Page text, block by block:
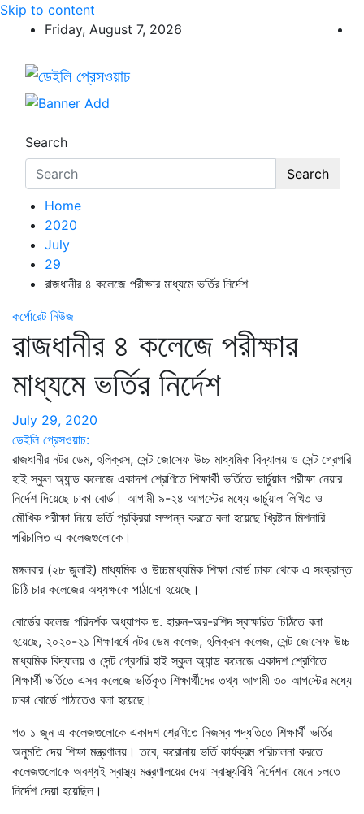
Skip to content
Friday, August 7, 2026
ডেইলি প্রেসওয়াচ
ডেইলি প্রেসওয়াচ মুক্তিযুদ্ধের চেতনায় উদ্বুদ্ধ মুখপত্র
Search
Search
Home
2020
July
29
রাজধানীর ৪ কলেজে পরীক্ষার মাধ্যমে ভর্তির নির্দেশ
কর্পোরেট নিউজ
রাজধানীর ৪ কলেজে পরীক্ষার
মাধ্যমে ভর্তির নির্দেশ
July 29, 2020
ডেইলি প্রেসওয়াচ:
রাজধানীর নটর ডেম, হলিক্রস, সেন্ট জোসেফ উচ্চ মাধ্যমিক বিদ্যালয় ও সেন্ট গ্রেগরি
হাই স্কুল অ্যান্ড কলেজে একাদশ শ্রেণিতে শিক্ষার্থী ভর্তিতে ভার্চুয়াল পরীক্ষা নেয়ার
নির্দেশ দিয়েছে ঢাকা বোর্ড। আগামী ৯-২৪ আগস্টের মধ্যে ভার্চুয়াল লিখিত ও
মৌখিক পরীক্ষা নিয়ে ভর্তি প্রক্রিয়া সম্পন্ন করতে বলা হয়েছে খ্রিষ্টান মিশনারি
পরিচালিত এ কলেজগুলোকে।
মঙ্গলবার (২৮ জুলাই) মাধ্যমিক ও উচ্চমাধ্যমিক শিক্ষা বোর্ড ঢাকা থেকে এ সংক্রান্ত
চিঠি চার কলেজের অধ্যক্ষকে পাঠানো হয়েছে।
বোর্ডের কলেজ পরিদর্শক অধ্যাপক ড. হারুন-অর-রশিদ স্বাক্ষরিত চিঠিতে বলা
হয়েছে, ২০২০-২১ শিক্ষাবর্ষে নটর ডেম কলেজ, হলিক্রস কলেজ, সেন্ট জোসেফ উচ্চ
মাধ্যমিক বিদ্যালয় ও সেন্ট গ্রেগরি হাই স্কুল অ্যান্ড কলেজে একাদশ শ্রেণিতে
শিক্ষার্থী ভর্তিতে এসব কলেজে ভর্তিকৃত শিক্ষার্থীদের তথ্য আগামী ৩০ আগস্টের মধ্যে
ঢাকা বোর্ডে পাঠাতেও বলা হয়েছে।
গত ১ জুন এ কলেজগুলোকে একাদশ শ্রেণিতে নিজস্ব পদ্ধতিতে শিক্ষার্থী ভর্তির
অনুমতি দেয় শিক্ষা মন্ত্রণালয়। তবে, করোনায় ভর্তি কার্যক্রম পরিচালনা করতে
কলেজগুলোকে অবশ্যই স্বাস্থ্য মন্ত্রণালয়ের দেয়া স্বাস্থ্যবিধি নির্দেশনা মেনে চলতে
নির্দেশ দেয়া হয়েছিল।